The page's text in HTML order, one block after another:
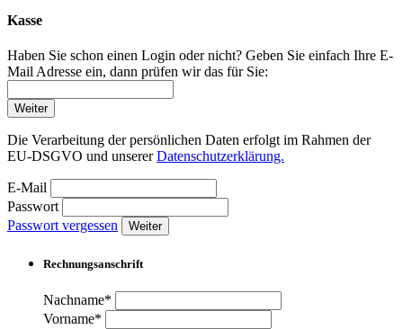
Kasse
Haben Sie schon einen Login oder nicht? Geben Sie einfach Ihre E-
Mail Adresse ein, dann prüfen wir das für Sie:
Weiter
Die Verarbeitung der persönlichen Daten erfolgt im Rahmen der
EU-DSGVO und unsererDatenschutzerklärung.
E-Mail
Passwort
Passwort vergessen
Weiter
Rechnungsanschrift
Nachname*
Vorname*